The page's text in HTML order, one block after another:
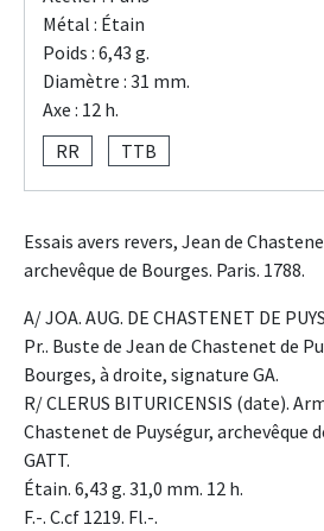
Métal : Étain
Poids : 6,43 g.
Diamètre : 31 mm.
Axe : 12 h.
RR
TTB
Essais avers revers, Jean de
archevêque de Bourges. Paris. 1788.
A/ JOA. AUG. DE CHASTENET DE
Pr.. Buste de Jean de Chastenet de
Bourges, à droite, signature GA.
R/ CLERUS BITURICENSIS (date).
Chastenet de Puységur, archevêque
GATT.
Étain. 6,43 g. 31,0 mm. 12 h.
F.-. C.cf 1219. Fl.-.